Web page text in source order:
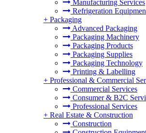
Manufacturing Services
Refrigeration
+ Packaging
Advanced Packaging
Packaging Machinery
Packaging Products
Packaging Supplies
Packaging Technology
Printing & Labelling
+ Professional & Commercial
Commercial Services
Consumer & B2C
Professional Services
+ Real Estate & Construction
Construction